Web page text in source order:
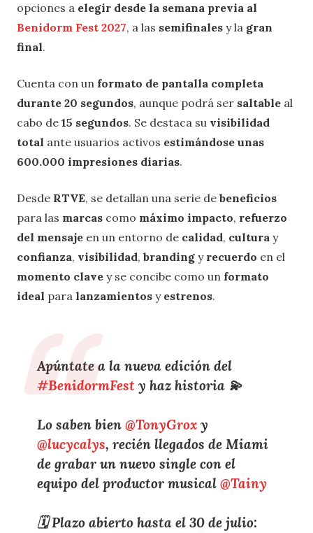
opciones a elegir desde la semana previa al
Benidorm Fest 2027, a las semifinales y la gran
final.
Cuenta con un formato de pantalla completa
durante 20 segundos, aunque podrá ser saltable al
cabo de 15 segundos. Se destaca su visibilidad
total ante usuarios activos estimándose unas
600.000 impresiones diarias.
Desde RTVE, se detallan una serie de beneficios
para las marcas como máximo impacto, refuerzo
del mensaje en un entorno de calidad, cultura y
confianza, visibilidad, branding y recuerdo en el
momento clave y se concibe como un formato
ideal para lanzamientos y estrenos.
Apúntate a la nueva edición del
#BenidormFesty haz historia 💫
Lo saben bien @TonyGroxy
@lucycalys, recién llegados de Miami
de grabar un nuevo single con el
equipo del productor musical @Tainy
🗓️ Plazo abierto hasta el 30 de julio: